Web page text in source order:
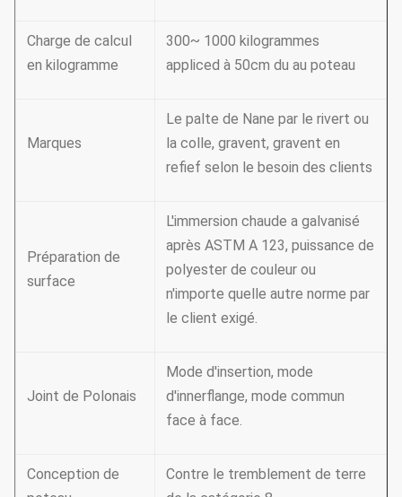
Charge de calcul
en kilogramme
300~ 1000 kilogrammes
appliced à 50cm du au poteau
Marques
Le palte de Nane par le rivert ou
la colle, gravent, gravent en
refief selon le besoin des clients
Préparation de
surface
L'immersion chaude a galvanisé
après ASTM A 123, puissance de
polyester de couleur ou
n'importe quelle autre norme par
le client exigé.
Joint de Polonais
Mode d'insertion, mode
d'innerflange, mode commun
face à face.
Conception de
Contre le tremblement de terre